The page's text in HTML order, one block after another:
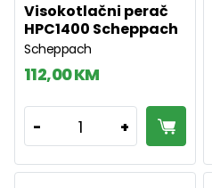
Visokotlačni perač
HPC1400 Scheppach
Scheppach
112,00 KM
- 1 +